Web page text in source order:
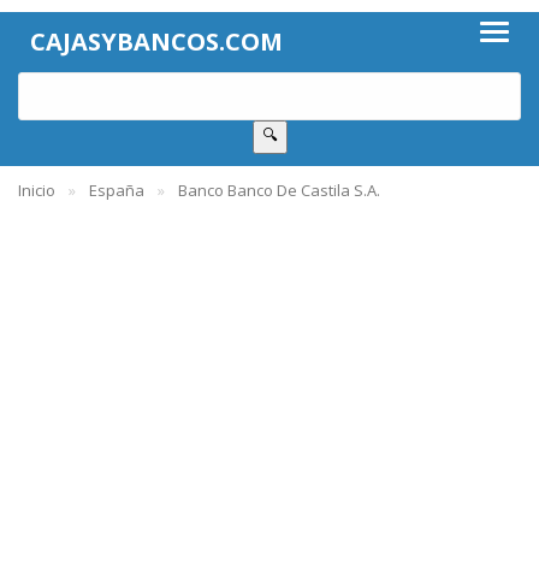
CAJASYBANCOS.COM
🔍
Inicio España Banco Banco De Castila S.A.